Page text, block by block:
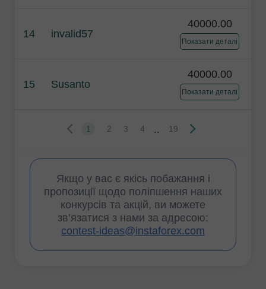
14 invalid57
40000.00
Показати деталі
15 Susanto
40000.00
Показати деталі
1 2 3 4 .. 19
Якщо у вас є якісь побажання і
пропозиції щодо поліпшення наших
конкурсів та акцій, ви можете
зв’язатися з нами за адресою:
contest-ideas@instaforex.com